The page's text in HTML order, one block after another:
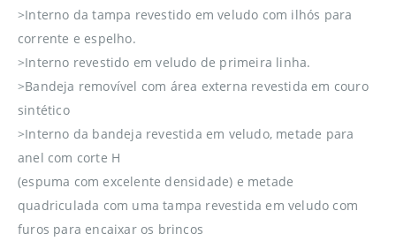
>Interno da tampa revestido em veludo com ilhós para
corrente e espelho.
>Interno revestido em veludo de primeira linha.
>Bandeja removível com área externa revestida em couro
sintético
>Interno da bandeja revestida em veludo, metade para
anel com corte H
(espuma com excelente densidade) e metade
quadriculada com uma tampa revestida em veludo com
furos para encaixar os brincos